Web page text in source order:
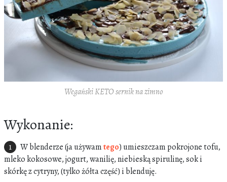
Wegański KETO sernik na zimno
Wykonanie:
W blenderze (ja używamtego) umieszczam pokrojone tofu,
mleko kokosowe, jogurt, wanilię, niebieską spirulinę, sok i
skórkę z cytryny, (tylko żółta część) i blenduję.